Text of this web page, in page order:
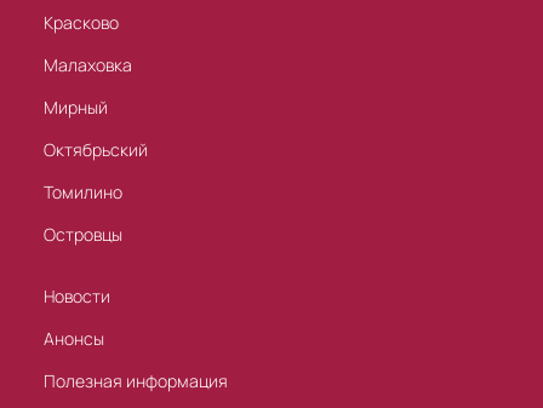
Красково
Малаховка
Мирный
Октябрьский
Томилино
Островцы
Новости
Анонсы
Полезная информация